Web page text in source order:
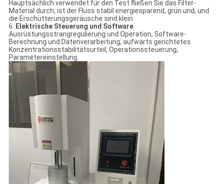
Hauptsächlich verwendet für den Test fließen Sie das Filter-
Material durch, ist der Fluss stabil energiesparend, grün und, und
die Erschütterungsgeräusche sind klein.
6. Elektrische Steuerung und Software
Ausrüstungsstrangregulierung und Operation, Software-
Berechnung und Datenverarbeitung, aufwärts gerichtetes
Konzentrationsstabilitätsurteil, Operationssteuerung,
Parametereinstellung.